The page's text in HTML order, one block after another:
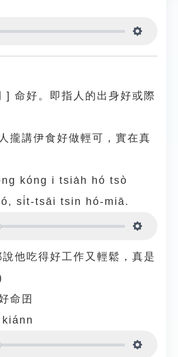
] 命好。即指人的出身好或際
人攏講伊食好做輕可，實在真
kóng i tsia̍h hó tsò
si̍t-tsāi tsin hó-miā.
他吃得好工作又輕鬆，真是
命囝